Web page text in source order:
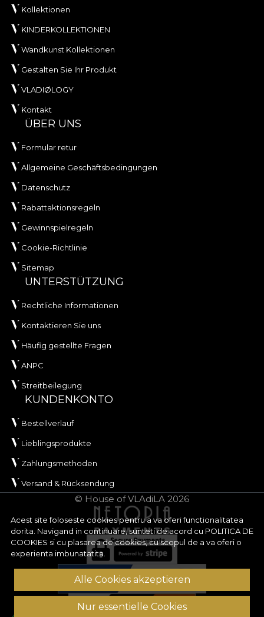
Acest site foloseste cookies pentru a va oferi functionalitatea
dorita. Navigand in continuare, sunteti de acord cu POLITICA DE
COOKIES si cu plasarea de cookies, cu scopul de a va oferi o
experienta imbunatatita.
Alle Cookies akzeptieren
Nur essentielle Cookies
Kollektionen
KINDERKOLLEKTIONEN
Wandkunst Kollektionen
Gestalten Sie Ihr Produkt
VLADIØLOGY
Kontakt
ÜBER UNS
Formular retur
Allgemeine Geschäftsbedingungen
Datenschutz
Rabattaktionsregeln
Gewinnspielregeln
Cookie-Richtlinie
Sitemap
UNTERSTÜTZUNG
Rechtliche Informationen
Kontaktieren Sie uns
Häufig gestellte Fragen
ANPC
Streitbeilegung
KUNDENKONTO
Bestellverlauf
Lieblingsprodukte
Zahlungsmethoden
Versand & Rücksendung
© House of VLAdiLA 2026